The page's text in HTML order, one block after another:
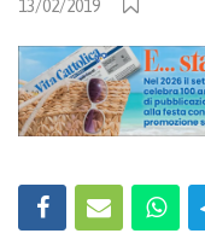
13/02/2019